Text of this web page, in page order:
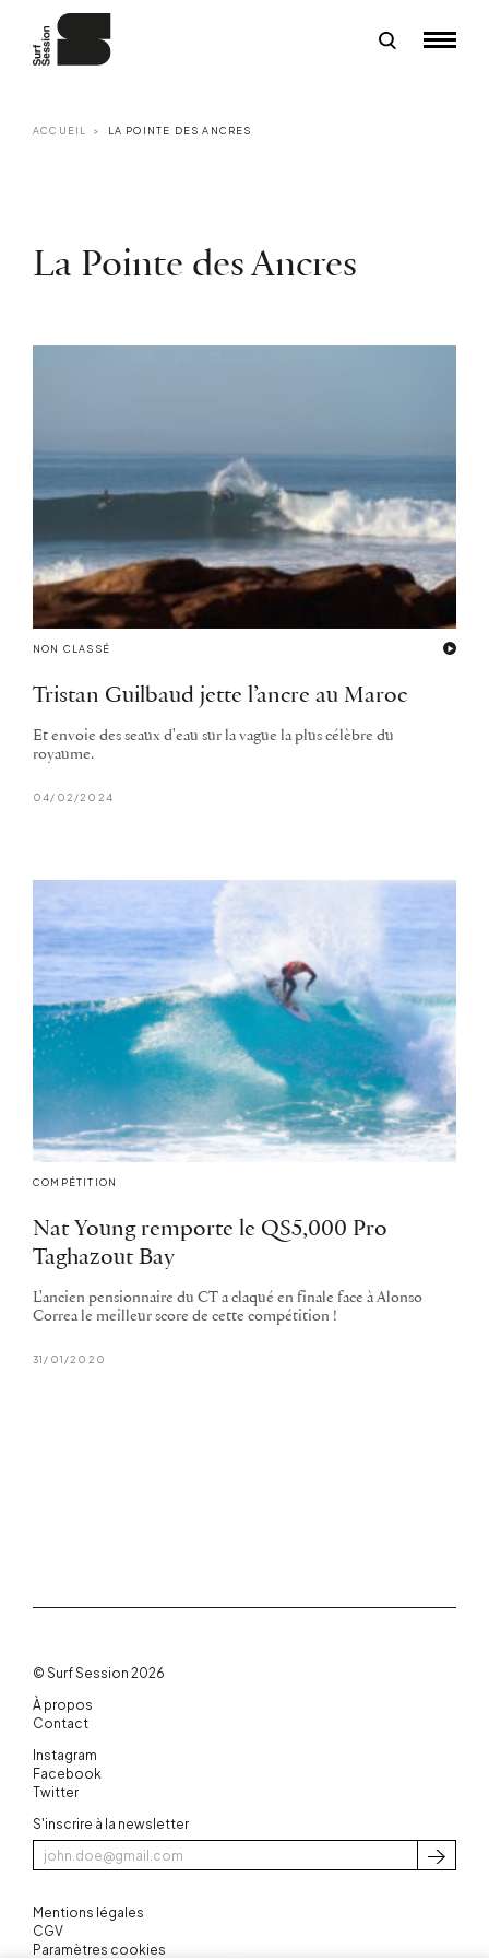
ACCUEIL LA POINTE DES ANCRES
La Pointe des Ancres
NON CLASSÉ
Tristan Guilbaud jette l’ancre au Maroc
Et envoie des seaux d'eau sur la vague la plus célèbre du
royaume.
04/02/2024
COMPÉTITION
Nat Young remporte le QS5,000 Pro
Taghazout Bay
L'ancien pensionnaire du CT a claqué en finale face à Alonso
Correa le meilleur score de cette compétition !
31/01/2020
© Surf Session 2026
À propos
Contact
Instagram
Facebook
Twitter
S'inscrire à la newsletter
Mentions légales
CGV
Paramètres cookies